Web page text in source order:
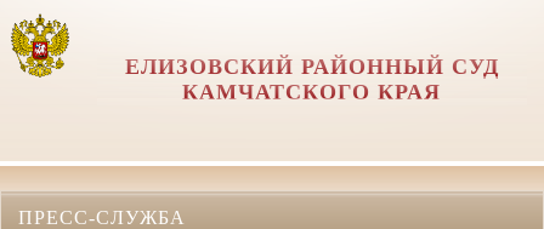
ЕЛИЗОВСКИЙ РАЙОННЫЙ СУД
КАМЧАТСКОГО КРАЯ
ПРЕСС-СЛУЖБА